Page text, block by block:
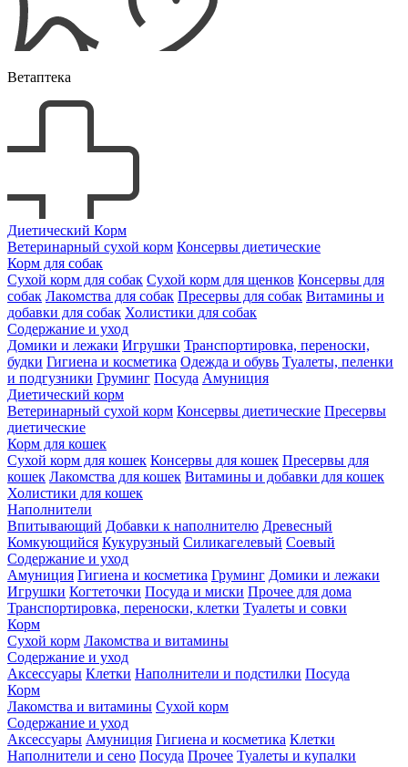
Ветаптека
Диетический Корм
Ветеринарный сухой корм Консервы диетические
Корм для собак
Сухой корм для собак Сухой корм для щенков Консервы для
собак Лакомства для собак Пресервы для собак Витамины и
добавки для собак Холистики для собак
Содержание и уход
Домики и лежаки Игрушки Транспортировка, переноски,
будки Гигиена и косметика Одежда и обувь Туалеты, пеленки
и подгузники Груминг Посуда Амуниция
Диетический корм
Ветеринарный сухой корм Консервы диетические Пресервы
диетические
Корм для кошек
Сухой корм для кошек Консервы для кошек Пресервы для
кошек Лакомства для кошек Витамины и добавки для кошек
Холистики для кошек
Наполнители
Впитывающий Добавки к наполнителю Древесный
Комкующийся Кукурузный Силикагелевый Соевый
Содержание и уход
Амуниция Гигиена и косметика Груминг Домики и лежаки
Игрушки Когтеточки Посуда и миски Прочее для дома
Транспортировка, переноски, клетки Туалеты и совки
Корм
Сухой корм Лакомства и витамины
Содержание и уход
Аксессуары Клетки Наполнители и подстилки Посуда
Корм
Лакомства и витамины Сухой корм
Содержание и уход
Аксессуары Амуниция Гигиена и косметика Клетки
Наполнители и сено Посуда Прочее Туалеты и купалки